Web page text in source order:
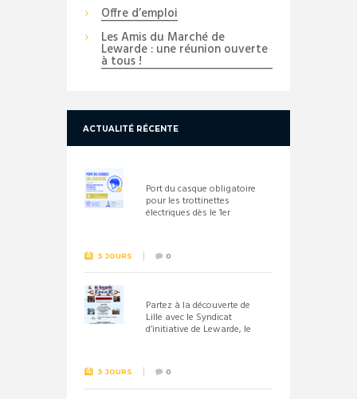
Offre d’emploi
Les Amis du Marché de
Lewarde : une réunion ouverte
à tous !
ACTUALITÉ RÉCENTE
Port du casque obligatoire
pour les trottinettes
électriques dès le 1er
3 JOURS 0
Partez à la découverte de
Lille avec le Syndicat
d’initiative de Lewarde, le
3 JOURS 0